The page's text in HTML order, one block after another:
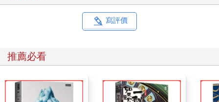
寫評價
推薦必看